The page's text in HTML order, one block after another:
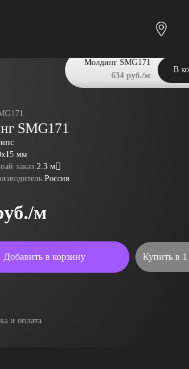
SMG171
мм
заказ:2.3 м
Россия
м
Добавить в корзину Купить в 1
Молдинг SMG171
634 руб./м
В
и оплата